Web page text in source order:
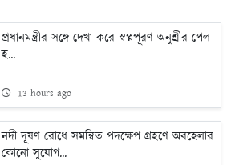
প্রধানমন্ত্রীর সঙ্গে দেখা করে স্বপ্নপূরণ অনুশ্রীর পেল
হ...
13 hours ago
নদী দূষণ রোধে সমন্বিত পদক্ষেপ গ্রহণে অবহেলার
কোনো সুযোগ...